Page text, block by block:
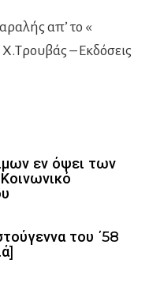
απ’ το «
– Εκδόσεις
εν όψει των
του ΄58